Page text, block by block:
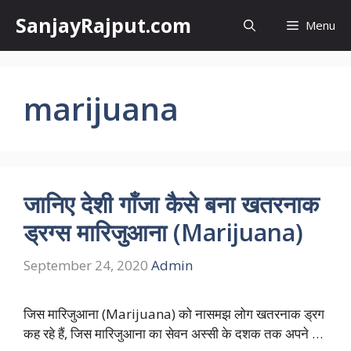
content
SanjayRajput.com Menu
marijuana
जानिए देशी गाँजा कैसे बना खतरनाक
ड्रग्स मारिजुआना (Marijuana)
September 24, 2020 Admin
जिस मारिजुआना (Marijuana) को नासमझ लोग खतरनाक ड्रग
कह रहे हैं, जिस मारिजुआना का सेवन अस्सी के दशक तक अपने …